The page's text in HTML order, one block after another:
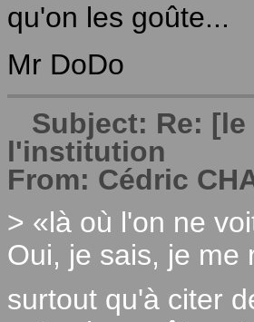
qu'on les goûte...
Mr DoDo
Subject: Re:
l'institution
From: Cédric
> «là où l'on ne
Oui, je sais, je me
surtout qu'à citer